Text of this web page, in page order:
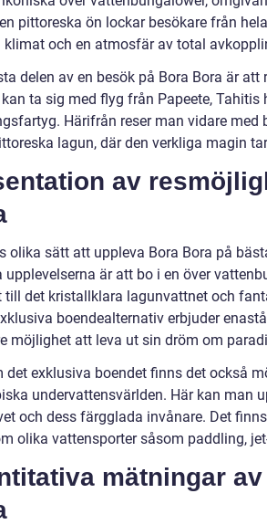
pittoreska ön lockar besökare från
klimat och en atmosfär av total
delen av en besök på Bora Bora är
ta sig med flyg från Papeete, Tahitis
Härifrån reser man vidare med
lagun, där den verkliga magin
av
olika sätt att uppleva Bora Bora på
upplevelserna är att bo i en över
till det kristallklara lagunvattnet och
boendealternativ erbjuder
möjlighet att leva ut sin dröm om
det exklusiva boendet finns det också
undervattensvärlden. Här kan man
och dess färgglada invånare. Det
olika vattensporter såsom paddling,
mätningar